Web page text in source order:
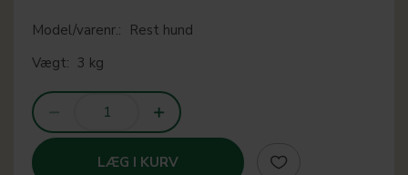
Model/varenr.: Rest hund
Vægt: 3 kg
LÆG I KURV